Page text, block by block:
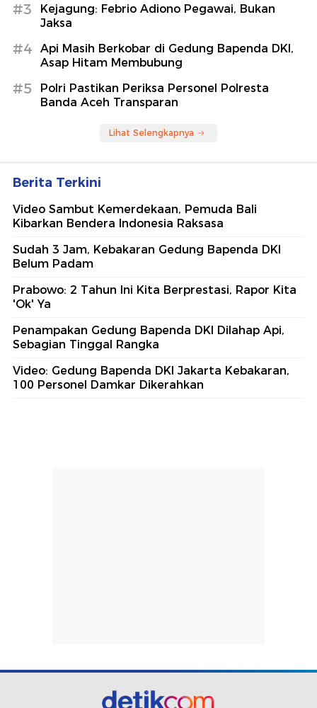
#3
Kejagung: Febrio Adiono Pegawai, Bukan
Jaksa
#4
Api Masih Berkobar di Gedung Bapenda DKI,
Asap Hitam Membubung
#5
Polri Pastikan Periksa Personel Polresta
Banda Aceh Transparan
Lihat Selengkapnya
Berita Terkini
Video Sambut Kemerdekaan, Pemuda Bali
Kibarkan Bendera Indonesia Raksasa
Sudah 3 Jam, Kebakaran Gedung Bapenda DKI
Belum Padam
Prabowo: 2 Tahun Ini Kita Berprestasi, Rapor Kita
'Ok' Ya
Penampakan Gedung Bapenda DKI Dilahap Api,
Sebagian Tinggal Rangka
Video: Gedung Bapenda DKI Jakarta Kebakaran,
100 Personel Damkar Dikerahkan